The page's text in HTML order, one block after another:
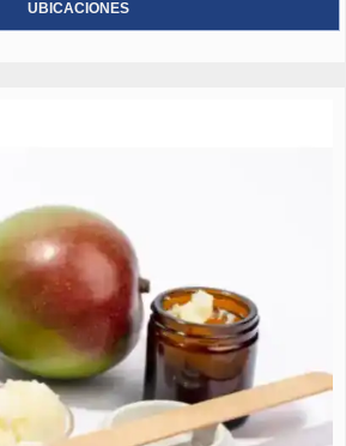
UBICACIONES